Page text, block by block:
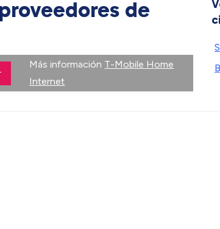
de
Más información T-Mobile Home
Internet